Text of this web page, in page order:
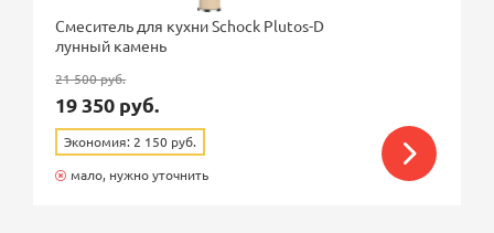
Смеситель для кухни Schock Plutos-D
лунный камень
21 500 руб.
19 350 руб.
Экономия: 2 150 руб.
мало, нужно уточнить